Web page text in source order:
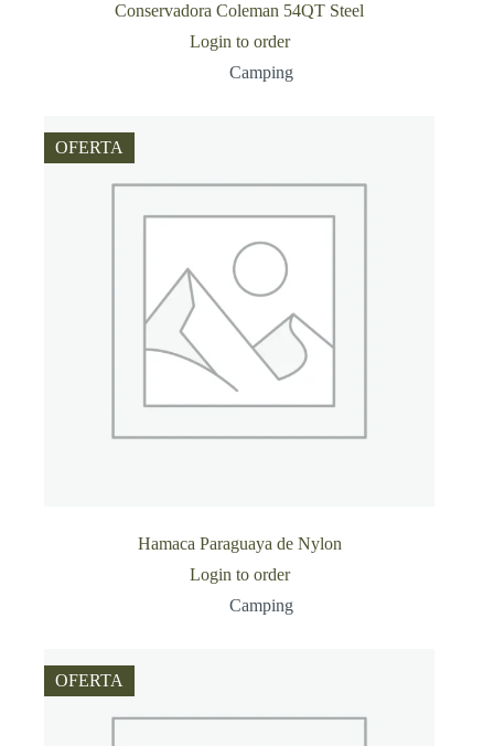
Conservadora Coleman 54QT Steel
Login to order
Camping
OFERTA
Hamaca Paraguaya de Nylon
Login to order
Camping
OFERTA